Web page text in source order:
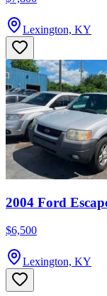
Lexington, KY
2004 Ford
$6,500
Lexington, KY